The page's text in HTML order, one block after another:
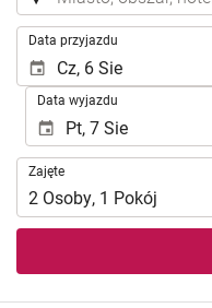
Data przyjazdu
Data wyjazdu
Zajęte
Zajęte
2 Osoby, 1 Pokój